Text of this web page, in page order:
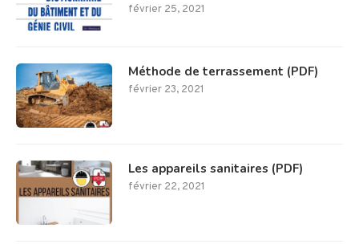
février 25, 2021
Méthode de terrassement (PDF)
février 23, 2021
Les appareils sanitaires (PDF)
février 22, 2021